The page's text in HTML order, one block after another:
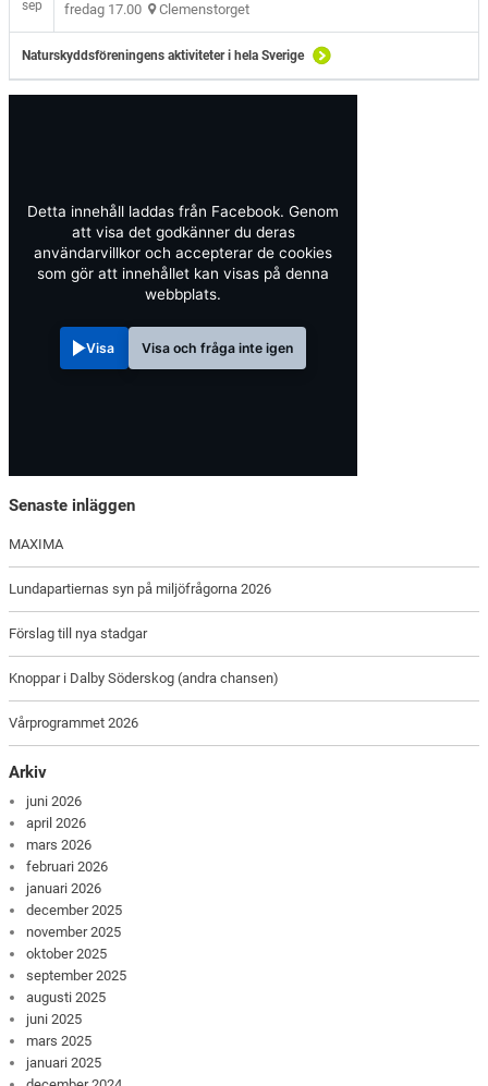
sep
fredag 17.00 Clemenstorget
Naturskyddsföreningens aktiviteter i hela Sverige
Detta innehåll laddas från Facebook. Genom
att visa det godkänner du deras
användarvillkor och accepterar de cookies
som gör att innehållet kan visas på denna
webbplats.
Visa Visa och fråga inte igen
Senaste inläggen
MAXIMA
Lundapartiernas syn på miljöfrågorna 2026
Förslag till nya stadgar
Knoppar i Dalby Söderskog (andra chansen)
Vårprogrammet 2026
Arkiv
juni 2026
april 2026
mars 2026
februari 2026
januari 2026
december 2025
november 2025
oktober 2025
september 2025
augusti 2025
juni 2025
mars 2025
januari 2025